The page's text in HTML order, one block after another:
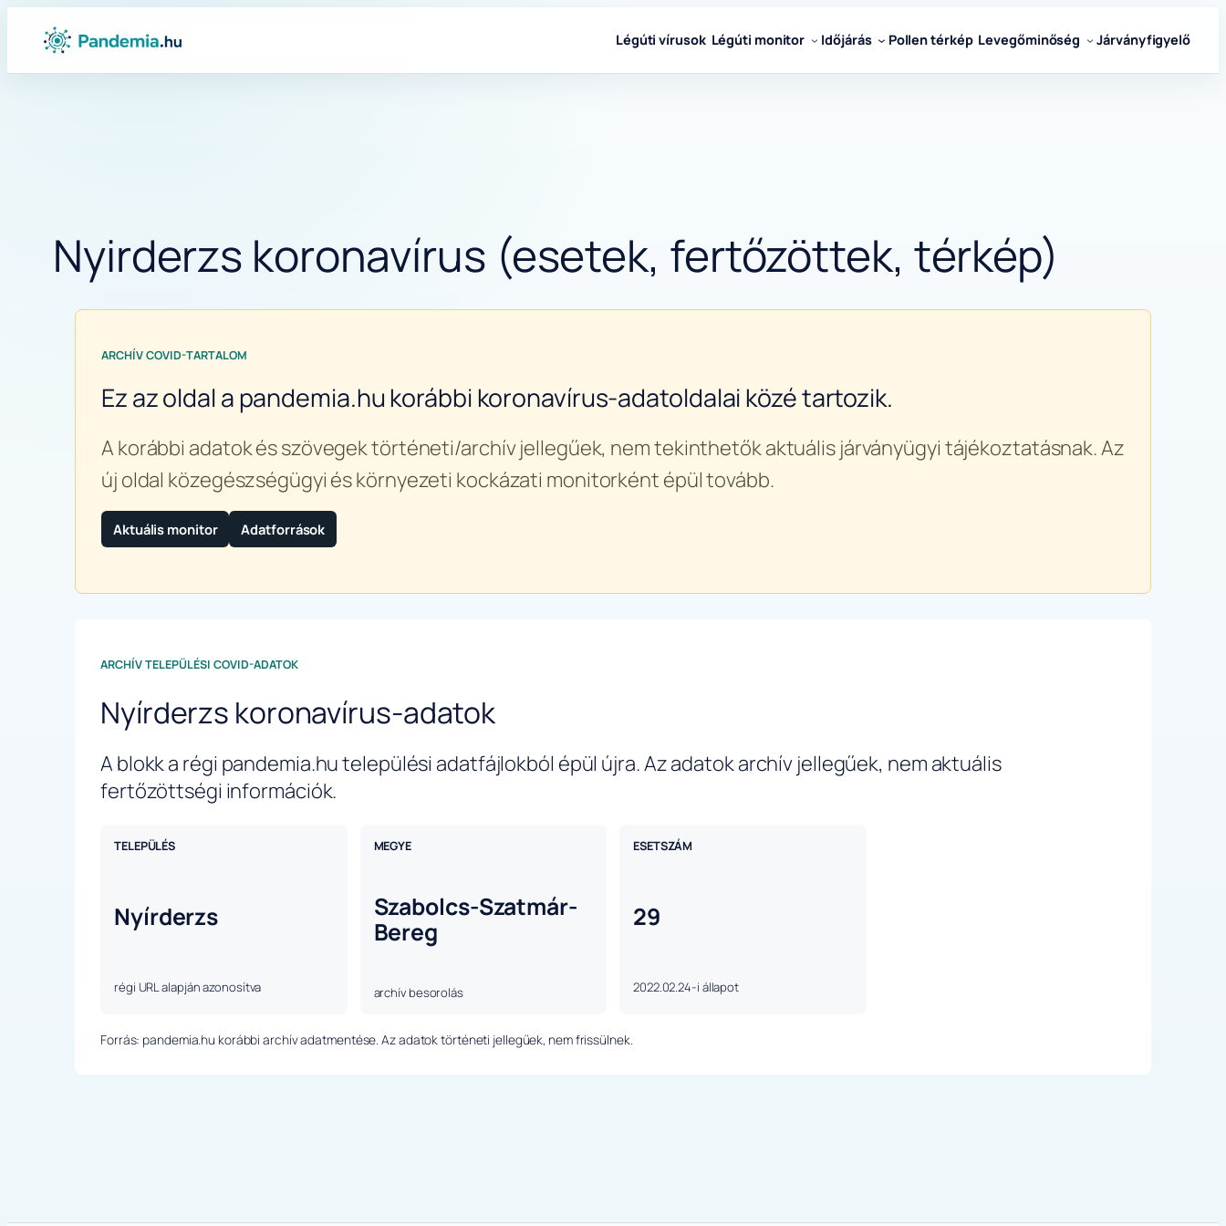
Ugrás
tartalomhoz
Légúti vírusok Légúti monitor Időjárás Pollen térkép Levegőminőség Járványfigyelő
Nyirderzs koronavírus (esetek, fertőzöttek, térkép)
ARCHÍV COVID-TARTALOM
Ez az oldal a pandemia.hu korábbi koronavírus-adatoldalai közé tartozik.
A korábbi adatok és szövegek történeti/archív jellegűek, nem tekinthetők aktuális járványügyi tájékoztatásnak. Az
új oldal közegészségügyi és környezeti kockázati monitorként épül tovább.
Aktuális monitor Adatforrások
ARCHÍV TELEPÜLÉSI COVID-ADATOK
Nyírderzs koronavírus-adatok
A blokk a régi pandemia.hu települési adatfájlokból épül újra. Az adatok archív jellegűek, nem aktuális
fertőzöttségi információk.
TELEPÜLÉS
Nyírderzs
régi URL alapján azonosítva
MEGYE
Szabolcs-Szatmár-
Bereg
archív besorolás
ESETSZÁM
29
2022.02.24-i állapot
Forrás: pandemia.hu korábbi archív adatmentése. Az adatok történeti jellegűek, nem frissülnek.